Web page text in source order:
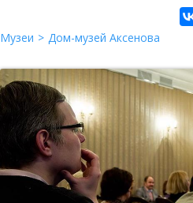
Музеи Дом-музей Аксенова